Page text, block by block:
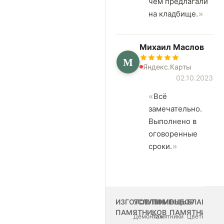
на кладбище.
М
Михаил Маслов
Яндекс.Карты
02.10.2023
Всё
замечательно.
Выполнено в
оговоренные
сроки.
ИЗГОТОВЛЕНИЕ
ПАМЯТНИКОВ
УСЛУГИ
Демонтаж
ПОМОЩЬ
Памятники
ВЫБОР
ПАМЯТНИКА
Цветные